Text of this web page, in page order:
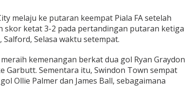
melaju ke putaran keempat Piala FA setelah
skor ketat 3-2 pada pertandingan putaran ketiga
Selasa waktu setempat.
kemenangan berkat dua gol Ryan Graydon
Garbutt. Sementara itu, Swindon Town sempat
Ollie Palmer dan James Ball, sebagaimana